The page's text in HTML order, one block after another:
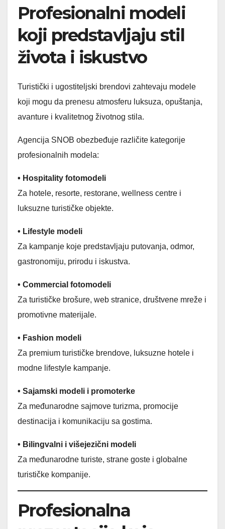
Profesionalni modeli
koji predstavljaju stil
života i iskustvo
Turistički i ugostiteljski brendovi zahtevaju modele
koji mogu da prenesu atmosferu luksuza, opuštanja,
avanture i kvalitetnog životnog stila.
Agencija SNOB obezbeđuje različite kategorije
profesionalnih modela:
• Hospitality fotomodeli
Za hotele, resorte, restorane, wellness centre i
luksuzne turističke objekte.
• Lifestyle modeli
Za kampanje koje predstavljaju putovanja, odmor,
gastronomiju, prirodu i iskustva.
• Commercial fotomodeli
Za turističke brošure, web stranice, društvene mreže i
promotivne materijale.
• Fashion modeli
Za premium turističke brendove, luksuzne hotele i
modne lifestyle kampanje.
• Sajamski modeli i promoterke
Za međunarodne sajmove turizma, promocije
destinacija i komunikaciju sa gostima.
• Bilingvalni i višejezični modeli
Za međunarodne turiste, strane goste i globalne
turističke kompanije.
Profesionalna